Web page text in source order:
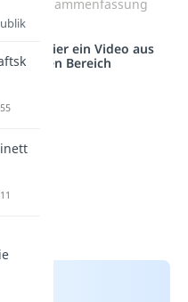
Zusammenfassung
Hier ein Video aus
anderen Bereich